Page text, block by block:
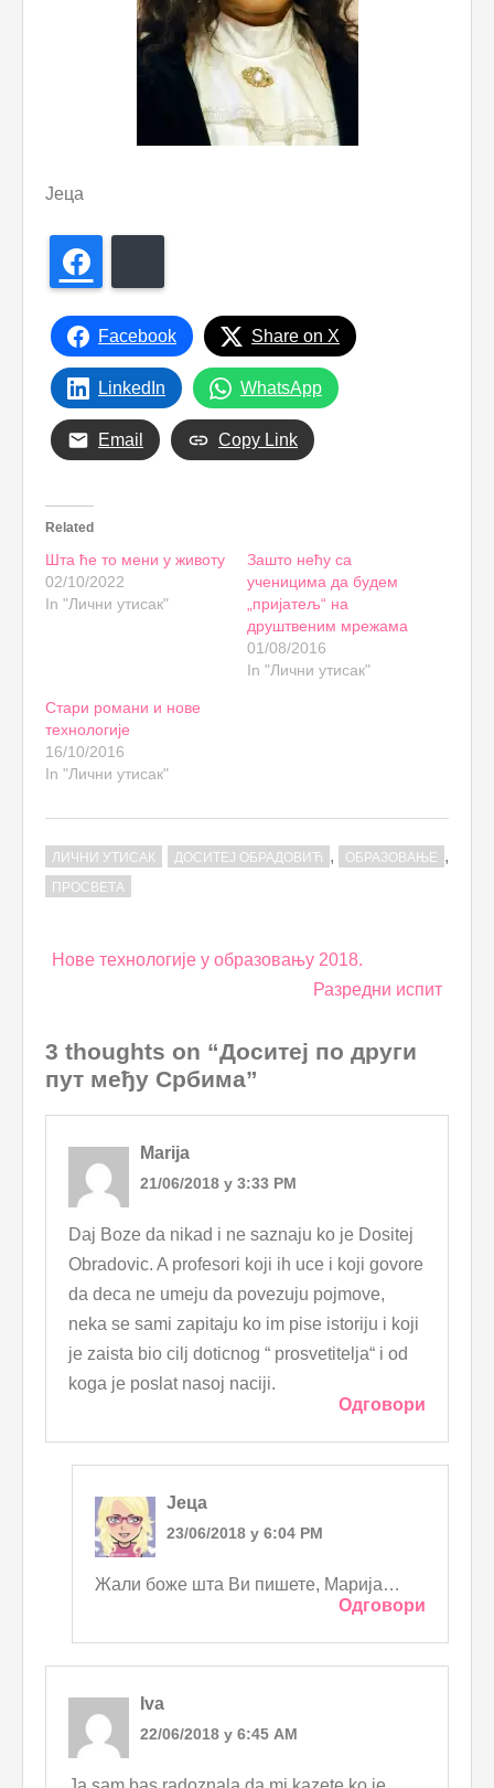
Јеца
Facebook Share on X
LinkedIn WhatsApp
Email Copy Link
Related
Шта ће то мени у животу
02/10/2022
In "Лични утисак"
Зашто нећу са
ученицима да будем
„пријатељ“ на
друштвеним мрежама
01/08/2016
In "Лични утисак"
Стари романи и нове
технологије
16/10/2016
In "Лични утисак"
ЛИЧНИ УТИСАК ДОСИТЕЈ ОБРАДОВИЋ , ОБРАЗОВАЊЕ ,
ПРОСВЕТА
Post
Нове технологије у образовању 2018.
Разредни испит
3 thoughts on “Доситеј по други
пут међу Србима”
Marija
21/06/2018 у 3:33 PM
Daj Boze da nikad i ne saznaju ko je Dositej
Obradovic. A profesori koji ih uce i koji govore
da deca ne umeju da povezuju pojmove,
neka se sami zapitaju ko im pise istoriju i koji
je zaista bio cilj doticnog “ prosvetitelja“ i od
koga je poslat nasoj naciji.
Одговори
Јеца
23/06/2018 у 6:04 PM
Жали боже шта Ви пишете, Марија…
Одговори
Iva
22/06/2018 у 6:45 AM